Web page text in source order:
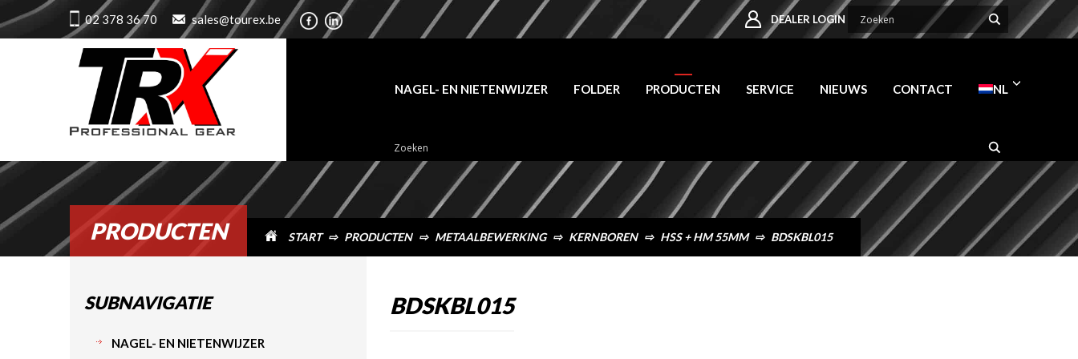
PRODUCTEN START ⇨ PRODUCTEN ⇨ METAALBEWERKING ⇨ KERNBOREN ⇨ HSS + HM 55MM ⇨ BDSKBL015
02 378 36 70 sales@tourex.be DEALER LOGIN
NAGEL- EN NIETENWIJZER FOLDER PRODUCTEN SERVICE NIEUWS CONTACT NL
BDSKBL015
SUBNAVIGATIE
NAGEL- EN NIETENWIJZER